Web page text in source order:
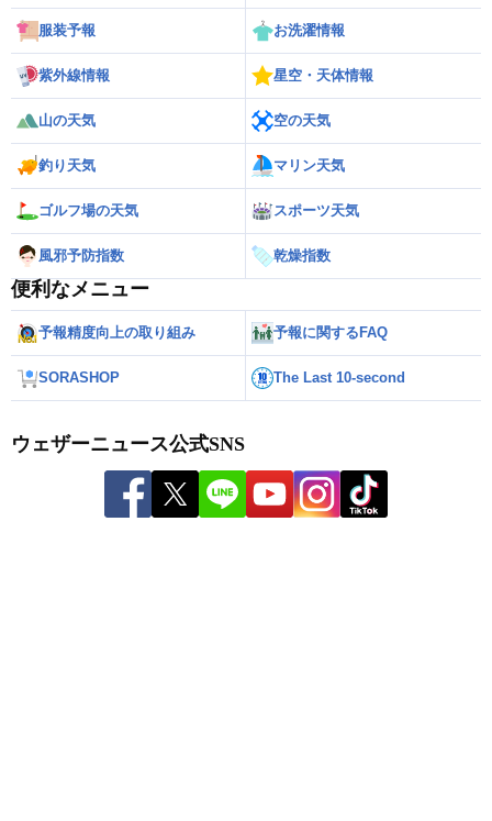
服装予報 お洗濯情報
紫外線情報 星空・天体情報
山の天気 空の天気
釣り天気 マリン天気
ゴルフ場の天気 スポーツ天気
風邪予防指数 乾燥指数
便利なメニュー
予報精度向上の取り組み 予報に関するFAQ
SORASHOP The Last 10-second
ウェザーニュース公式SNS